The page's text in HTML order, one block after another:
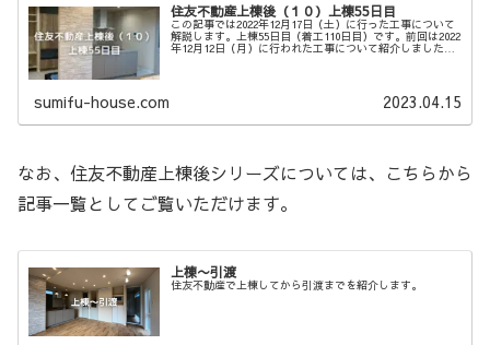
住友不動産上棟後（１０）上棟55日目
この記事では2022年12月17日（土）に行った工事について
解説します。上棟55日目（着工110日目）です。前回は2022
年12月12日（月）に行われた工事について紹介しました。
sumifu-house.com 2023.04.15
なお、住友不動産上棟後シリーズについては、こちらから
記事一覧としてご覧いただけます。
上棟〜引渡
住友不動産で上棟してから引渡までを紹介します。